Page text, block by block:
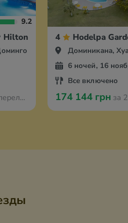
9.2
Hilton Santo Domingo
Варшавы
4 Hodelpa
Доминикана,
6 ночей, 16
Все включено
174 144 грн за 2-х